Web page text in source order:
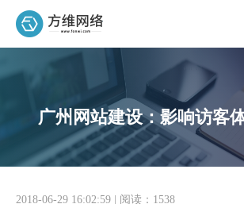
广州网站建设：影响访客
2018-06-29 16:02:59 阅读：1538